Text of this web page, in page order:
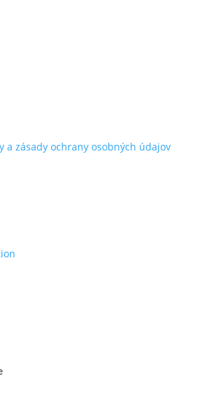
a zásady ochrany osobných údajov